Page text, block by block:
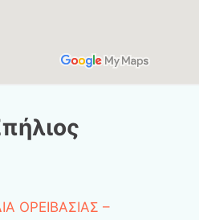
ΟΡΕΙΒΑΣΙΑΣ –